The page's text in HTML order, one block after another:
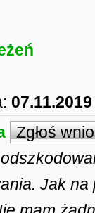
Zgłoś
Jak